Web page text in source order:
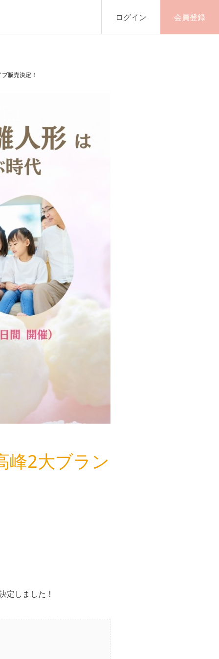
ログイン 会員登録
販売決定！
峰2大ブラン
定しました！